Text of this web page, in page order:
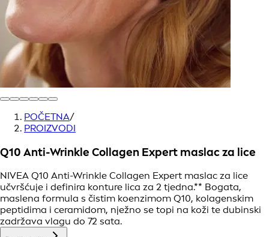
POČETNA/
PROIZVODI
Q10 Anti-Wrinkle Collagen Expert maslac za lice
NIVEA Q10 Anti-Wrinkle Collagen Expert maslac za lice
učvršćuje i definira konture lica za 2 tjedna.** Bogata,
maslena formula s čistim koenzimom Q10, kolagenskim
peptidima i ceramidom, nježno se topi na koži te dubinski
zadržava vlagu do 72 sata.